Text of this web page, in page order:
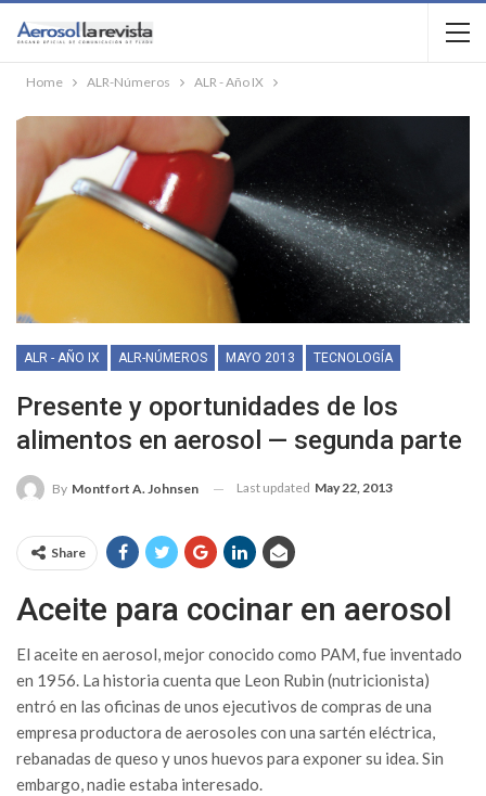
Home ALR-Números ALR - Año IX
ALR - AÑO IX ALR-NÚMEROS MAYO 2013 TECNOLOGÍA
Presente y oportunidades de los
alimentos en aerosol — segunda parte
By Montfort A. Johnsen Last updated May 22, 2013
Share
Aceite para cocinar en aerosol
El aceite en aerosol, mejor conocido como PAM, fue inventado
en 1956. La historia cuenta que Leon Rubin (nutricionista)
entró en las oficinas de unos ejecutivos de compras de una
empresa productora de aerosoles con una sartén eléctrica,
rebanadas de queso y unos huevos para exponer su idea. Sin
embargo, nadie estaba interesado.